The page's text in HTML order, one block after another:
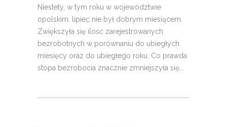
Niestety, w tym roku w województwie
opolskim, lipiec nie był dobrym miesiącem.
Zwiększyła się ilość zarejestrowanych
bezrobotnych w porównaniu do ubiegłych
miesięcy oraz do ubiegłego roku. Co prawda
stopa bezrobocia znacznie zmniejszyła się...